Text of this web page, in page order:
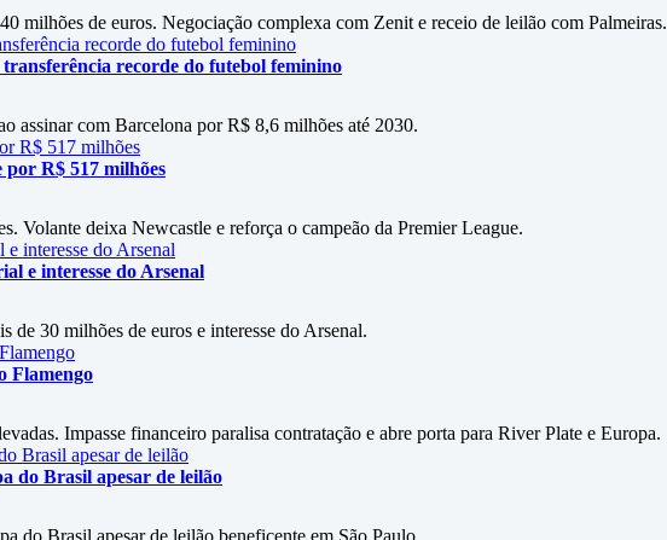
milhões de euros. Negociação complexa com Zenit e receio de leilão com Palmeiras.
recorde do futebol feminino
assinar com Barcelona por R$ 8,6 milhões até 2030.
R$ 517 milhões
Volante deixa Newcastle e reforça o campeão da Premier League.
e interesse do Arsenal
de 30 milhões de euros e interesse do Arsenal.
Flamengo
Impasse financeiro paralisa contratação e abre porta para River Plate e Europa.
do Brasil apesar de leilão
do Brasil apesar de leilão beneficente em São Paulo